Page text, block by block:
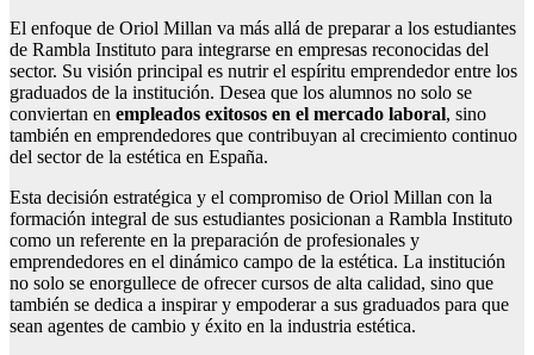
El enfoque de Oriol Millan va más allá de preparar a los estudiantes
de Rambla Instituto para integrarse en empresas reconocidas del
sector. Su visión principal es nutrir el espíritu emprendedor entre los
graduados de la institución. Desea que los alumnos no solo se
conviertan en empleados exitosos en el mercado laboral, sino
también en emprendedores que contribuyan al crecimiento continuo
del sector de la estética en España.
Esta decisión estratégica y el compromiso de Oriol Millan con la
formación integral de sus estudiantes posicionan a Rambla Instituto
como un referente en la preparación de profesionales y
emprendedores en el dinámico campo de la estética. La institución
no solo se enorgullece de ofrecer cursos de alta calidad, sino que
también se dedica a inspirar y empoderar a sus graduados para que
sean agentes de cambio y éxito en la industria estética.